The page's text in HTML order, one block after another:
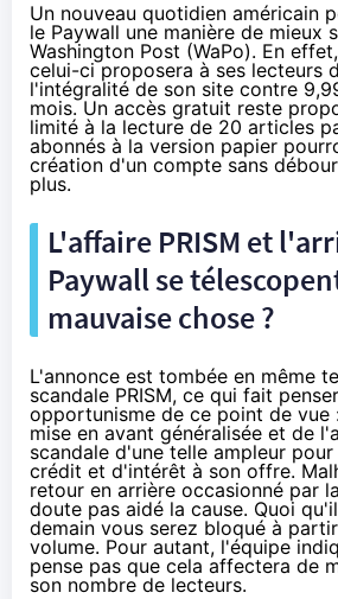
Un nouveau quotidien américain
le Paywall une manière de mieux
Washington Post (WaPo). En
celui-ci proposera à ses lecteurs
l'intégralité de son site contre
mois. Un accès gratuit reste
limité à la lecture de 20 articles
abonnés à la version papier
création d'un compte sans
plus.
L'affaire PRISM et
Paywall se
mauvaise chose ?
L'annonce est tombée en même
scandale PRISM, ce qui fait
opportunisme de ce point de vue
mise en avant généralisée et de
scandale d'une telle ampleur
crédit et d'intérêt à son offre.
retour en arrière occasionné par
doute pas aidé la cause. Quoi
demain vous serez bloqué à
volume. Pour autant, l'équipe
pense pas que cela affectera de
son nombre de lecteurs.